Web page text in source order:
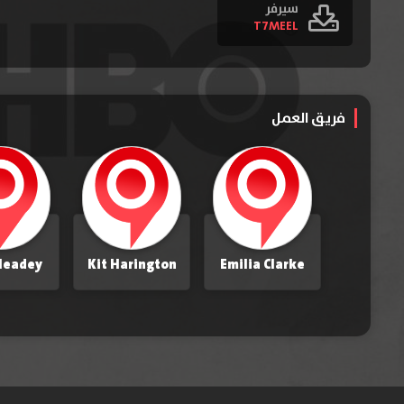
سيرفر
T7MEEL
فريق العمل
Emilia Clarke
Kit Harington